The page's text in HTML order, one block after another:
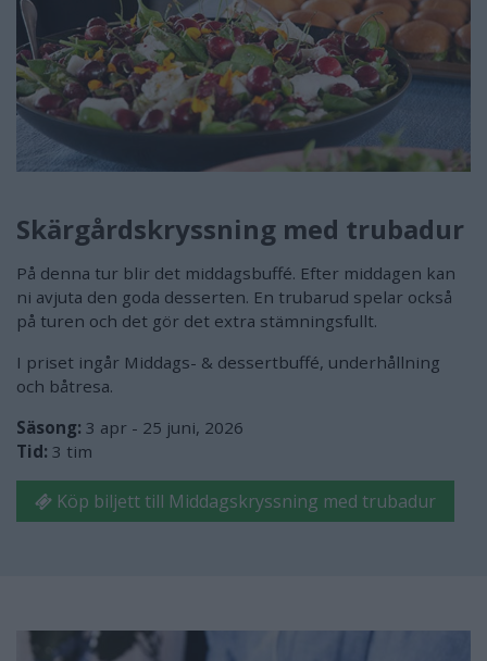
Skärgårdskryssning med trubadur
På denna tur blir det middagsbuffé. Efter middagen kan
ni avjuta den goda desserten. En trubarud spelar också
på turen och det gör det extra stämningsfullt.
I priset ingår Middags- & dessertbuffé, underhållning
och båtresa.
Säsong: 3 apr - 25 juni, 2026
Tid: 3 tim
Köp biljett till Middagskryssning med trubadur